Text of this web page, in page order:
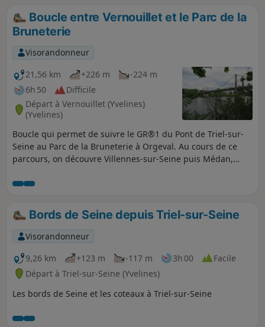
Boucle entre Vernouillet et le Parc de la
Bruneterie
Visorandonneur
21,56 km
+226 m
-224 m
6h 50
Difficile
Départ à Vernouillet (Yvelines)
(Yvelines)
Boucle qui permet de suivre le GR®1 du Pont de Triel-sur-
Seine au Parc de la Bruneterie à Orgeval. Au cours de ce
parcours, on découvre Villennes-sur-Seine puis Médan,
bord de la Seine.
Bords de Seine depuis Triel-sur-Seine
Visorandonneur
9,26 km
+123 m -117 m 3h 00
Facile
Départ à Triel-sur-Seine (Yvelines)
Les bords de Seine et les coteaux à Triel-sur-Seine